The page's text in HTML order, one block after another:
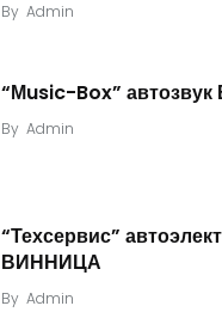
By Admin
“Мusic-Box”
By Admin
“Техсервис”
ВИННИЦА
By Admin